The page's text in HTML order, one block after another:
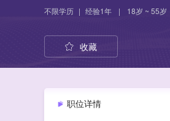
不限学历 | 经验1年 | 18岁 ~ 55岁
收藏
职位详情